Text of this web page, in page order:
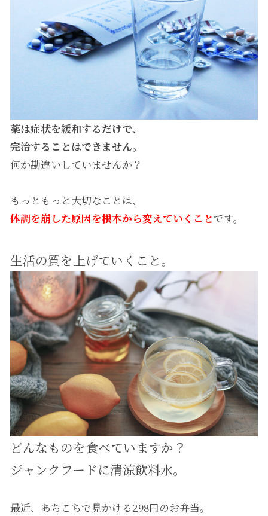
薬は症状を緩和するだけで、
完治することはできません。
何か勘違いしていませんか？
もっともっと大切なことは、
体調を崩した原因を根本から変えていくことです。
生活の質を上げていくこと。
どんなものを食べていますか？
ジャンクフードに清涼飲料水。
最近、あちこちで見かける298円のお弁当。